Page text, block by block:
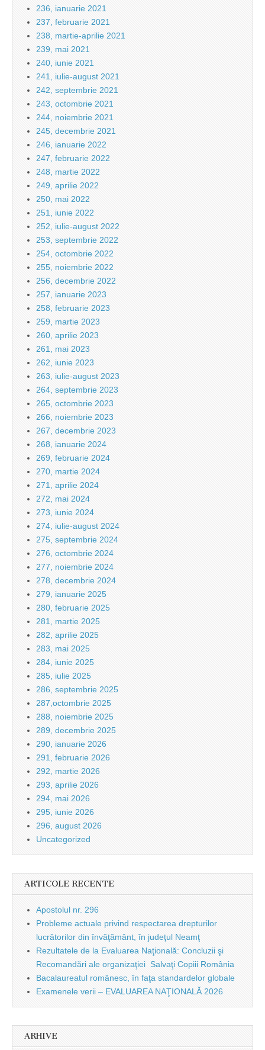
236, ianuarie 2021
237, februarie 2021
238, martie-aprilie 2021
239, mai 2021
240, iunie 2021
241, iulie-august 2021
242, septembrie 2021
243, octombrie 2021
244, noiembrie 2021
245, decembrie 2021
246, ianuarie 2022
247, februarie 2022
248, martie 2022
249, aprilie 2022
250, mai 2022
251, iunie 2022
252, iulie-august 2022
253, septembrie 2022
254, octombrie 2022
255, noiembrie 2022
256, decembrie 2022
257, ianuarie 2023
258, februarie 2023
259, martie 2023
260, aprilie 2023
261, mai 2023
262, iunie 2023
263, iulie-august 2023
264, septembrie 2023
265, octombrie 2023
266, noiembrie 2023
267, decembrie 2023
268, ianuarie 2024
269, februarie 2024
270, martie 2024
271, aprilie 2024
272, mai 2024
273, iunie 2024
274, iulie-august 2024
275, septembrie 2024
276, octombrie 2024
277, noiembrie 2024
278, decembrie 2024
279, ianuarie 2025
280, februarie 2025
281, martie 2025
282, aprilie 2025
283, mai 2025
284, iunie 2025
285, iulie 2025
286, septembrie 2025
287,octombrie 2025
288, noiembrie 2025
289, decembrie 2025
290, ianuarie 2026
291, februarie 2026
292, martie 2026
293, aprilie 2026
294, mai 2026
295, iunie 2026
296, august 2026
Uncategorized
ARTICOLE RECENTE
Apostolul nr. 296
Probleme actuale privind respectarea drepturilor
lucrătorilor din învăţământ, în judeţul Neamţ
Rezultatele de la Evaluarea Naţională: Concluzii şi
Recomandări ale organizaţiei Salvaţi Copiii România
Bacalaureatul românesc, în faţa standardelor globale
Examenele verii – EVALUAREA NAŢIONALĂ 2026
ARHIVE